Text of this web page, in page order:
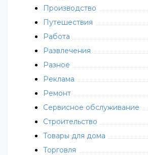
Производство
Путешествия
Работа
Развлечения
Разное
Реклама
Ремонт
Сервисное обслуживание
Строительство
Товары для дома
Торговля